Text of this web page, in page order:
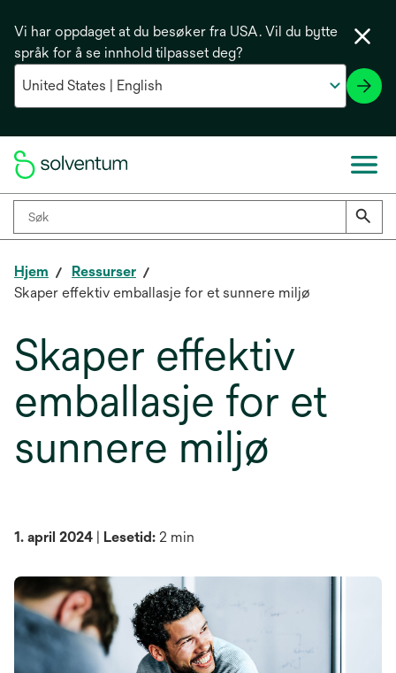
Vi har oppdaget at du besøker fra USA. Vil du bytte
språk for å se innhold tilpasset deg?
Hjem
Ressurser
Skaper effektiv emballasje for et sunnere miljø
Skaper effektiv
emballasje for et
sunnere miljø
1. april 2024 | Lesetid: 2 min